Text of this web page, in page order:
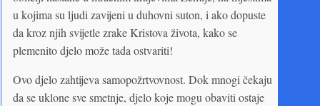
u kojima su ljudi zavijeni u duhovni suton, i ako dopuste
da kroz njih svijetle zrake Kristova života, kako se
plemenito djelo može tada ostvariti!
Ovo djelo zahtijeva samopožrtvovnost. Dok mnogi čekaju
da se uklone sve smetnje, djelo koje mogu obaviti ostaje